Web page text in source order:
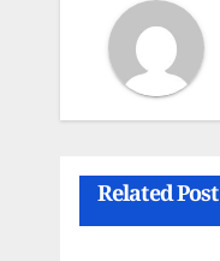
Related Post